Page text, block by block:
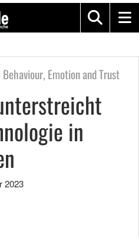
Emotion and Trust
in
2023